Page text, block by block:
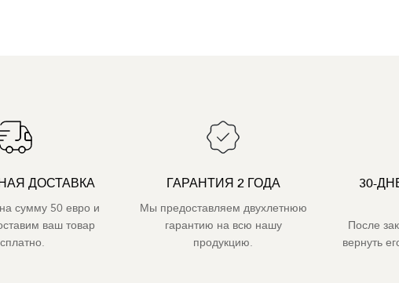
ДОСТАВКА
сумму 50 евро и
ваш товар
ГАРАНТИЯ 2 ГОДА
Мы предоставляем двухлетнюю
гарантию на всю нашу
продукцию.
30-
После
вернуть